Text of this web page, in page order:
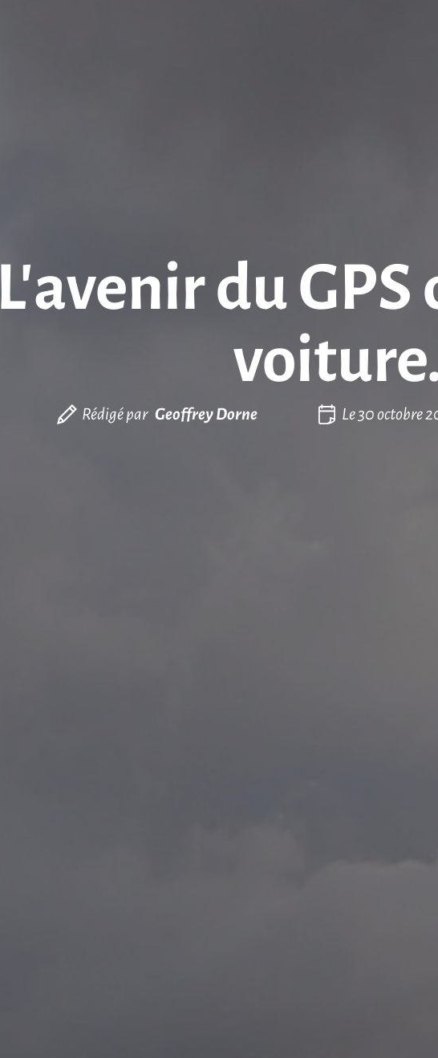
L’avenir du
Rédigé par Geoffrey Dorne Le30 octobre